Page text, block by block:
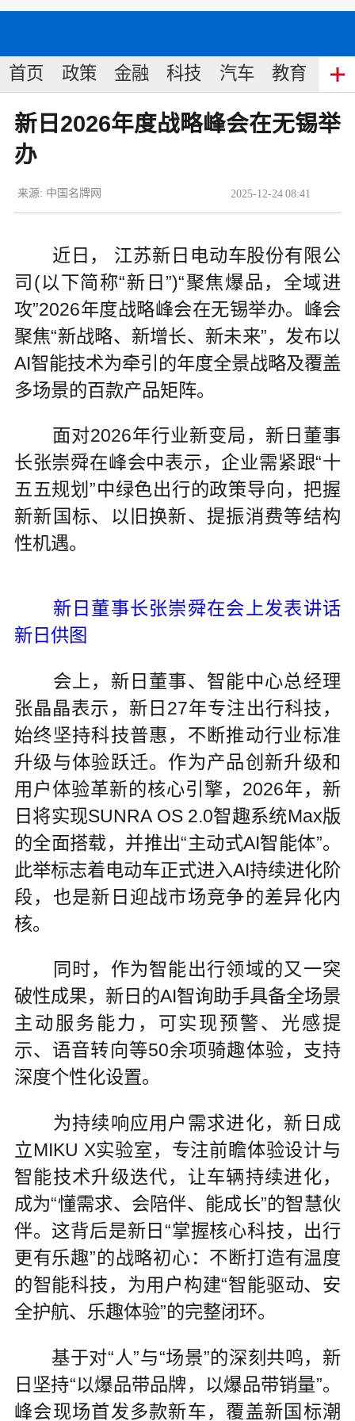
首页 政策 金融 科技 汽车 教育 食
新日2026年度战略峰会在无锡举
办
2025-12-24 08:41
来源: 中国名牌网
近日， 江苏新日电动车股份有限公
司(以下简称“新日”)“聚焦爆品，全域进
攻”2026年度战略峰会在无锡举办。峰会
聚焦“新战略、新增长、新未来”，发布以
AI智能技术为牵引的年度全景战略及覆盖
多场景的百款产品矩阵。
面对2026年行业新变局，新日董事
长张崇舜在峰会中表示，企业需紧跟“十
五五规划”中绿色出行的政策导向，把握
新新国标、以旧换新、提振消费等结构
性机遇。
新日董事长张崇舜在会上发表讲话
新日供图
会上，新日董事、智能中心总经理
张晶晶表示，新日27年专注出行科技，
始终坚持科技普惠，不断推动行业标准
升级与体验跃迁。作为产品创新升级和
用户体验革新的核心引擎，2026年，新
日将实现SUNRA OS 2.0智趣系统Max版
的全面搭载，并推出“主动式AI智能体”。
此举标志着电动车正式进入AI持续进化阶
段，也是新日迎战市场竞争的差异化内
核。
同时，作为智能出行领域的又一突
破性成果，新日的AI智询助手具备全场景
主动服务能力，可实现预警、光感提
示、语音转向等50余项骑趣体验，支持
深度个性化设置。
为持续响应用户需求进化，新日成
立MIKU X实验室，专注前瞻体验设计与
智能技术升级迭代，让车辆持续进化，
成为“懂需求、会陪伴、能成长”的智慧伙
伴。这背后是新日“掌握核心科技，出行
更有乐趣”的战略初心：不断打造有温度
的智能科技，为用户构建“智能驱动、安
全护航、乐趣体验”的完整闭环。
基于对“人”与“场景”的深刻共鸣，新
日坚持“以爆品带品牌，以爆品带销量”。
峰会现场首发多款新车，覆盖新国标潮